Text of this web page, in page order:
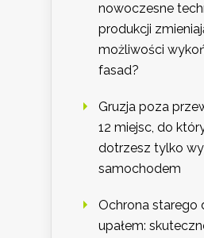
nowoczesne
produkcji
możliwości
fasad?
Gruzja poza
12 miejsc, do
dotrzesz tylko
samochodem
Ochrona starego
upałem: